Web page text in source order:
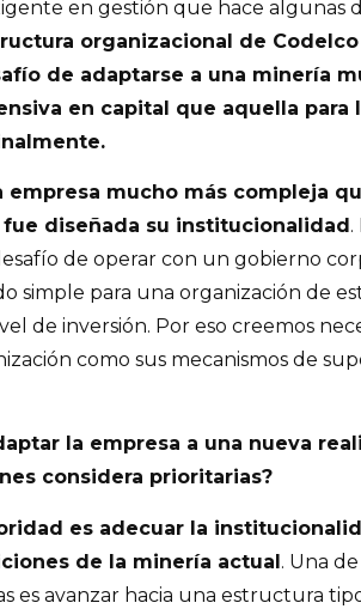
en gestión que hace algunas
organizacional de Codelco
de adaptarse a una minería
en capital que aquella para
empresa mucho más compleja
fue diseñada su institucionalidad.
de operar con un gobierno
simple para una organización de
de inversión. Por eso creemos
como sus mecanismos de
la empresa a una nueva
considera prioritarias?
es adecuar la
de la minería actual. Una
es avanzar hacia una estructura